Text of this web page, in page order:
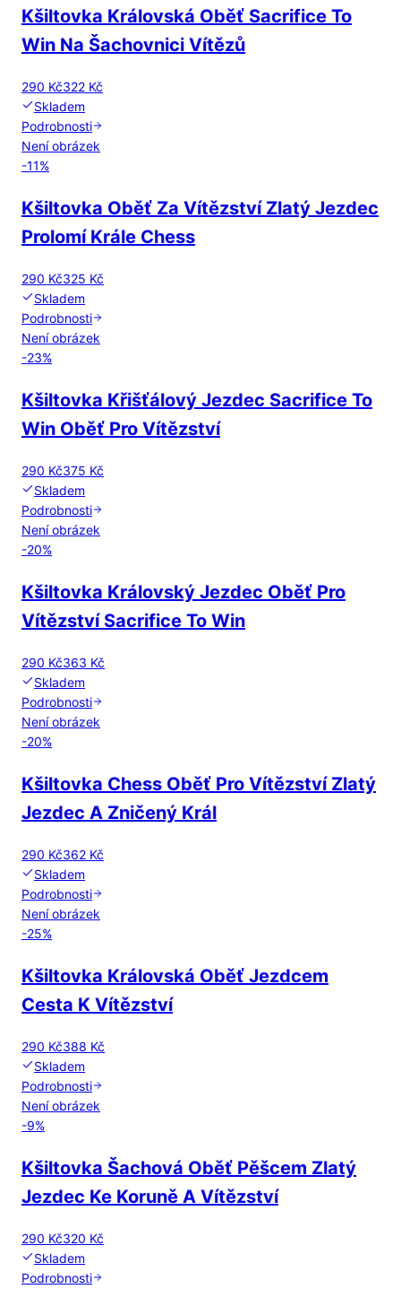
Kšiltovka Královská Oběť Sacrifice To
Win Na Šachovnici Vítězů
290 Kč322 Kč
Skladem
Podrobnosti
Není obrázek
-11%
Kšiltovka Oběť Za Vítězství Zlatý Jezdec
Prolomí Krále Chess
290 Kč325 Kč
Skladem
Podrobnosti
Není obrázek
-23%
Kšiltovka Křišťálový Jezdec Sacrifice To
Win Oběť Pro Vítězství
290 Kč375 Kč
Skladem
Podrobnosti
Není obrázek
-20%
Kšiltovka Královský Jezdec Oběť Pro
Vítězství Sacrifice To Win
290 Kč363 Kč
Skladem
Podrobnosti
Není obrázek
-20%
Kšiltovka Chess Oběť Pro Vítězství Zlatý
Jezdec A Zničený Král
290 Kč362 Kč
Skladem
Podrobnosti
Není obrázek
-25%
Kšiltovka Královská Oběť Jezdcem
Cesta K Vítězství
290 Kč388 Kč
Skladem
Podrobnosti
Není obrázek
-9%
Kšiltovka Šachová Oběť Pěšcem Zlatý
Jezdec Ke Koruně A Vítězství
290 Kč320 Kč
Skladem
Podrobnosti